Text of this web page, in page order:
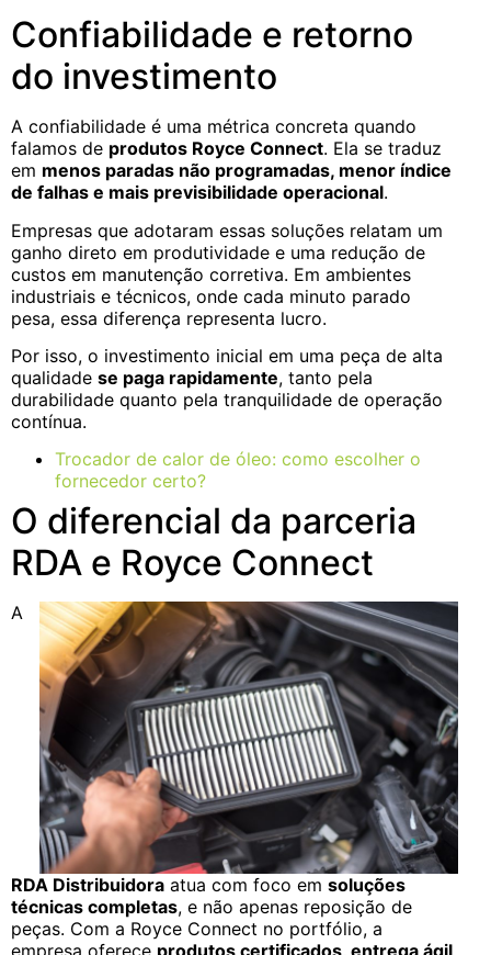
Confiabilidade e retorno
do investimento
A confiabilidade é uma métrica concreta quando
falamos de produtos Royce Connect. Ela se traduz
em menos paradas não programadas, menor índice
de falhas e mais previsibilidade operacional.
Empresas que adotaram essas soluções relatam um
ganho direto em produtividade e uma redução de
custos em manutenção corretiva. Em ambientes
industriais e técnicos, onde cada minuto parado
pesa, essa diferença representa lucro.
Por isso, o investimento inicial em uma peça de alta
qualidade se paga rapidamente, tanto pela
durabilidade quanto pela tranquilidade de operação
contínua.
Trocador de calor de óleo: como escolher o
fornecedor certo?
O diferencial da parceria
RDA e Royce Connect
A
RDA Distribuidora atua com foco em soluções
técnicas completas, e não apenas reposição de
peças. Com a Royce Connect no portfólio, a